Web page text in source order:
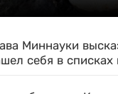
Миннауки
себя в списках